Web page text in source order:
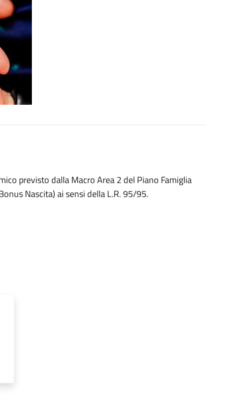
previsto dalla Macro Area 2 del Piano Famiglia
Nascita) ai sensi della L.R. 95/95.